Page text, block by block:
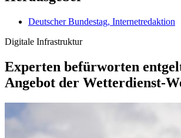
Deutscher Bundestag, Internetredaktion
Digitale Infrastruktur
Experten befürworten
Angebot der Wetterdienst-